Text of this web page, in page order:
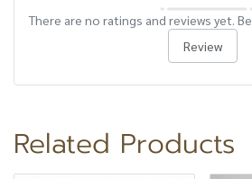
There are no ratings and reviews yet.
Review
Related Products